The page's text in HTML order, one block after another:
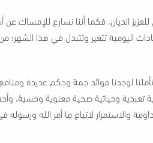
الديان، فكما أننا نسارع للإمساك عن
اليومية تتغير وتتبدل في هذا
لوجدنا فوائد جمة وحكم عديدة
تعبدية وحياتية صحية معنوية وحسية،
والاستمرار لاتباع ما أمر الله